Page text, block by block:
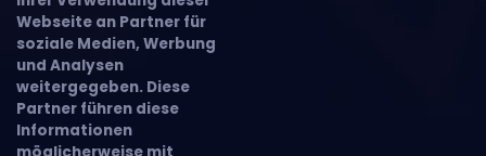
Webseite an Partner für
soziale Medien, Werbung
und Analysen
weitergegeben. Diese
Partner führen diese
Informationen